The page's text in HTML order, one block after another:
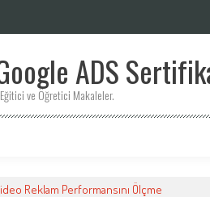
ADS
ve Öğretici Makaleler.
Reklam Performansını Ölçme